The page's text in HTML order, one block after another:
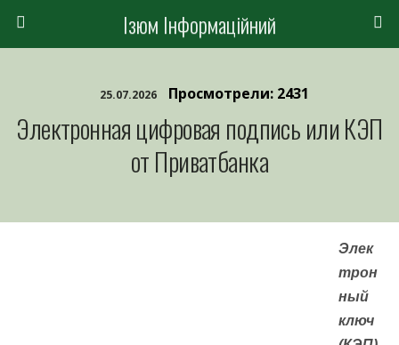
Ізюм Інформаційний
25.07.2026 Просмотрели: 2431
Электронная цифровая подпись или КЭП
от Приватбанка
Элек
трон
ный
ключ